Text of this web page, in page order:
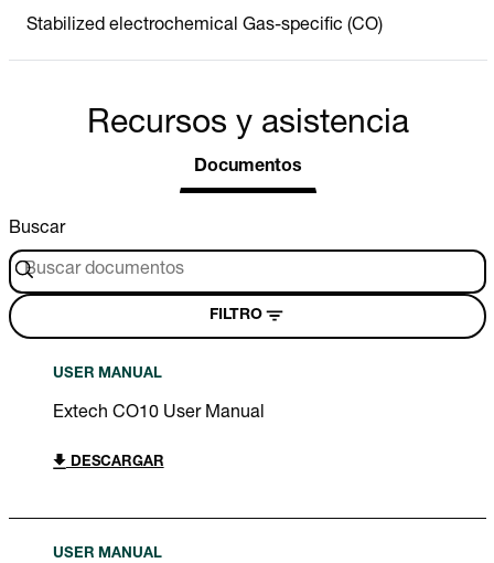
Stabilized electrochemical Gas-specific (CO)
Recursos y asistencia
Documentos
Buscar
FILTRO
USER MANUAL
Extech CO10 User Manual
DESCARGAR
USER MANUAL